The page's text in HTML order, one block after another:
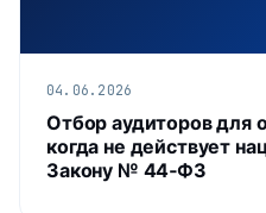
04.06.2026
Отбор аудиторов для
когда не действует
Закону № 44‑ФЗ